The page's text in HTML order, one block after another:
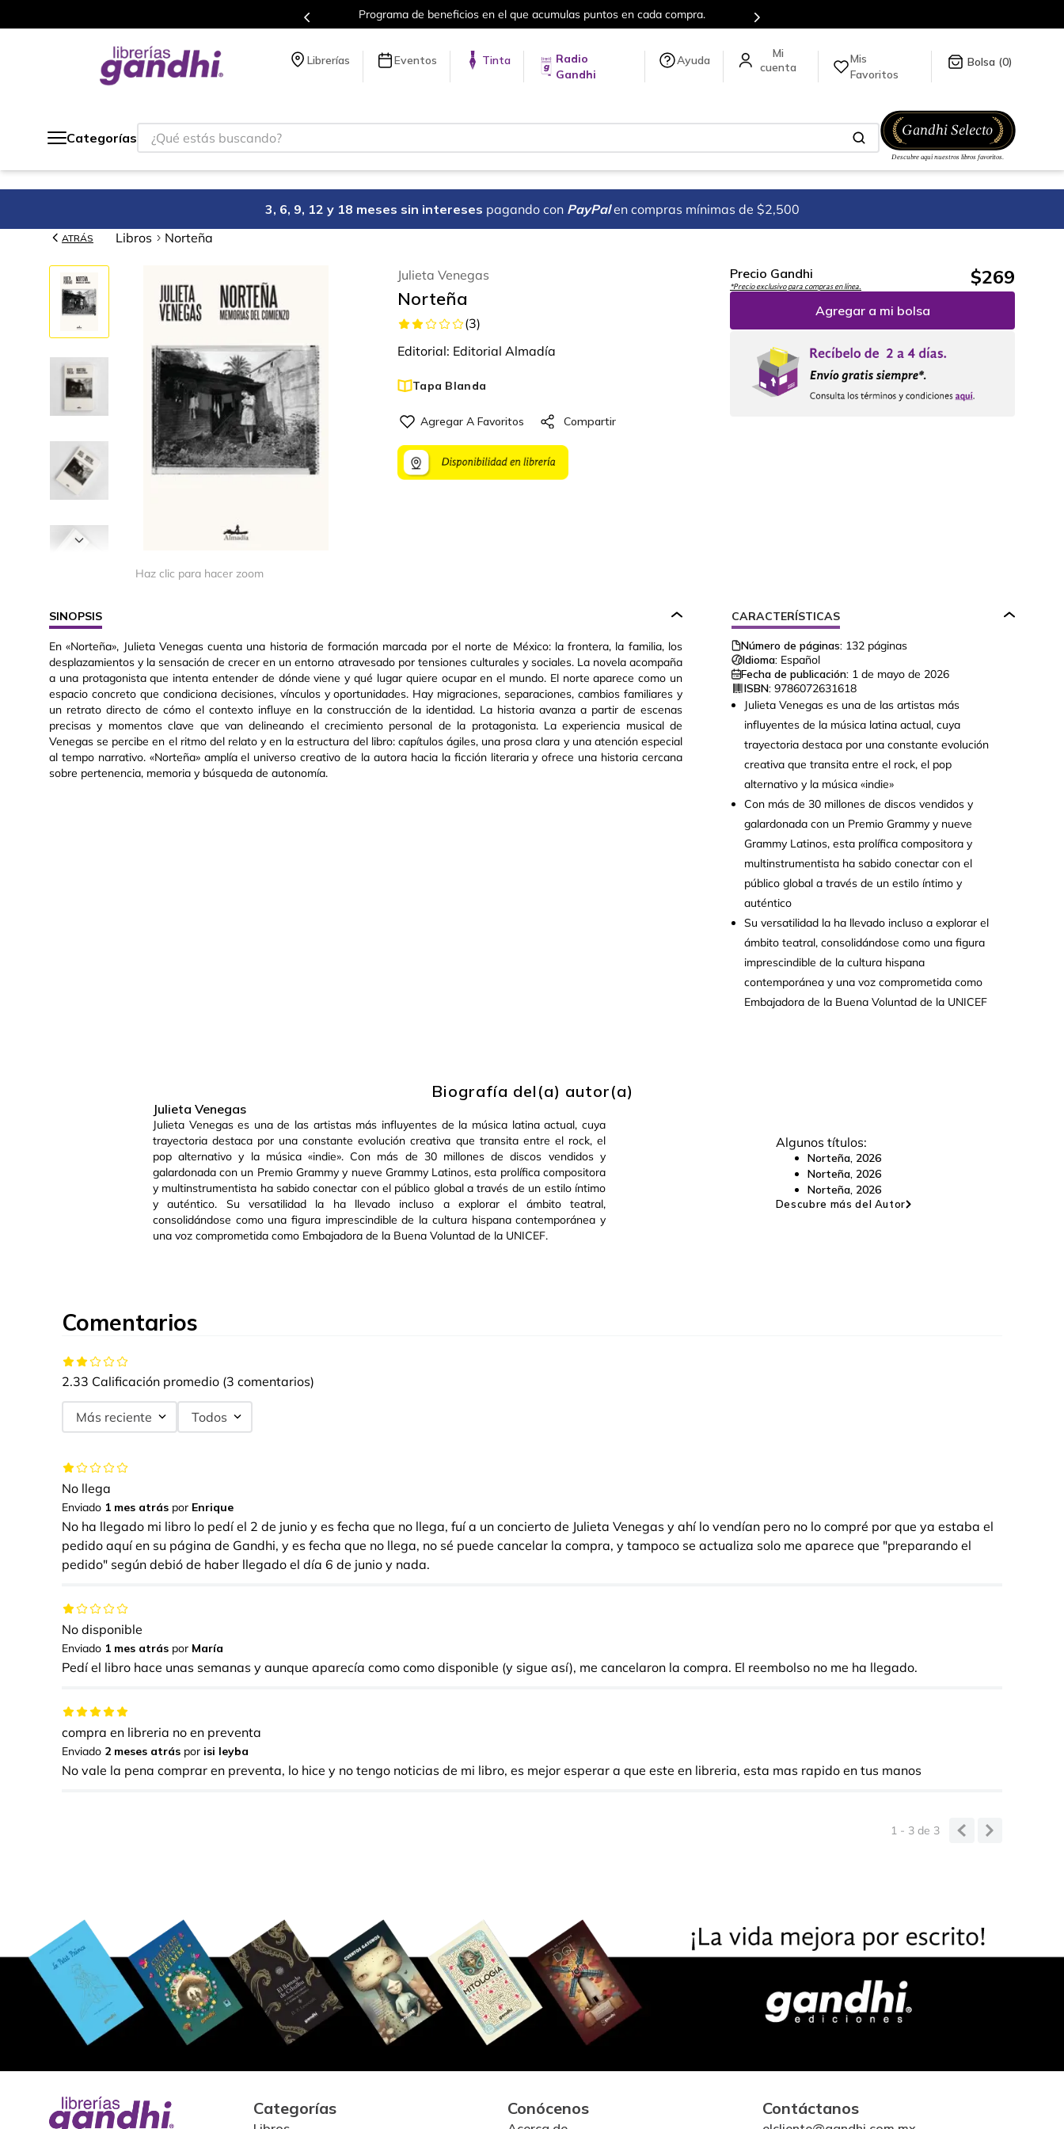
Más de 5 millones de títulos en nuestra tienda en línea.
Librerías Eventos Tinta
Radio
Gandhi
Ayuda
Mis
Favoritos
0
Categorías
¿Qué estás buscando?
3, 6, 9, 12 y 18 meses sin intereses pagando con PayPal en compras mínimas de $2,500
ATRÁS Libros Norteña
Haz clic para hacer zoom
Julieta Venegas
Norteña
(3)
Editorial: Editorial Almadía
Tapa Blanda
Precio Gandhi
*Precio exclusivo para compras en línea. $269
Agregar a mi bolsa
SINOPSIS
En «Norteña», Julieta Venegas cuenta una historia de formación marcada por el norte de México: la frontera, la familia, los
desplazamientos y la sensación de crecer en un entorno atravesado por tensiones culturales y sociales. La novela acompaña
a una protagonista que intenta entender de dónde viene y qué lugar quiere ocupar en el mundo. El norte aparece como un
espacio concreto que condiciona decisiones, vínculos y oportunidades. Hay migraciones, separaciones, cambios familiares y
un retrato directo de cómo el contexto influye en la construcción de la identidad. La historia avanza a partir de escenas
precisas y momentos clave que van delineando el crecimiento personal de la protagonista. La experiencia musical de
Venegas se percibe en el ritmo del relato y en la estructura del libro: capítulos ágiles, una prosa clara y una atención especial
al tempo narrativo. «Norteña» amplía el universo creativo de la autora hacia la ficción literaria y ofrece una historia cercana
sobre pertenencia, memoria y búsqueda de autonomía.
CARACTERÍSTICAS
Número de páginas: 132 páginas
Idioma: Español
Fecha de publicación: 1 de mayo de 2026
ISBN: 9786072631618
Julieta Venegas es una de las artistas más
influyentes de la música latina actual, cuya
trayectoria destaca por una constante evolución
creativa que transita entre el rock, el pop
alternativo y la música «indie»
Con más de 30 millones de discos vendidos y
galardonada con un Premio Grammy y nueve
Grammy Latinos, esta prolífica compositora y
multinstrumentista ha sabido conectar con el
público global a través de un estilo íntimo y
auténtico
Su versatilidad la ha llevado incluso a explorar el
ámbito teatral, consolidándose como una figura
imprescindible de la cultura hispana
contemporánea y una voz comprometida como
Embajadora de la Buena Voluntad de la UNICEF
Biografía del(a) autor(a)
Julieta Venegas
Julieta Venegas es una de las artistas más influyentes de la música latina actual, cuya
trayectoria destaca por una constante evolución creativa que transita entre el rock, el
pop alternativo y la música «indie». Con más de 30 millones de discos vendidos y
galardonada con un Premio Grammy y nueve Grammy Latinos, esta prolífica compositora
y multinstrumentista ha sabido conectar con el público global a través de un estilo íntimo
y auténtico. Su versatilidad la ha llevado incluso a explorar el ámbito teatral,
consolidándose como una figura imprescindible de la cultura hispana contemporánea y
una voz comprometida como Embajadora de la Buena Voluntad de la UNICEF.
Algunos títulos:
Norteña, 2026
Norteña, 2026
Norteña, 2026
Descubre más del Autor
Comentarios
2.33 Calificación promedio (3 comentarios)
Más reciente Todos
No llega
Enviado 1 mes atrás por Enrique
No ha llegado mi libro lo pedí el 2 de junio y es fecha que no llega, fuí a un concierto de Julieta Venegas y ahí lo vendían pero no lo compré por que ya estaba el
pedido aquí en su página de Gandhi, y es fecha que no llega, no sé puede cancelar la compra, y tampoco se actualiza solo me aparece que "preparando el
pedido" según debió de haber llegado el día 6 de junio y nada.
No disponible
Enviado 1 mes atrás por María
Pedí el libro hace unas semanas y aunque aparecía como como disponible (y sigue así), me cancelaron la compra. El reembolso no me ha llegado.
compra en libreria no en preventa
Enviado 2 meses atrás por isi leyba
No vale la pena comprar en preventa, lo hice y no tengo noticias de mi libro, es mejor esperar a que este en libreria, esta mas rapido en tus manos
1 - 3de 3
Categorías Conócenos Contáctanos